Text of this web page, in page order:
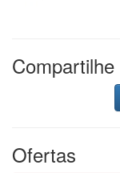
Compartilhe
Ofertas